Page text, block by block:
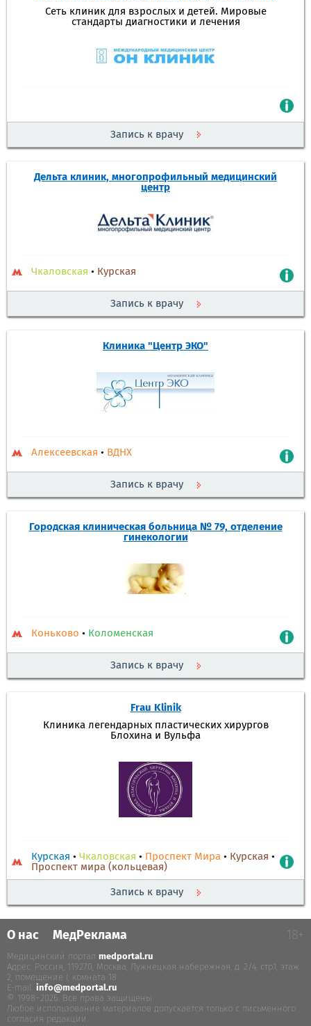
Сеть клиник для взрослых и детей. Мировые
стандарты диагностики и лечения
Запись к врачу
Дельта клиник, многопрофильный медицинский
центр
Чкаловская • Курская
Запись к врачу
Клиника "Центр ЭКО"
Алексеевская • ВДНХ
Запись к врачу
Городская клиническая больница № 79, отделение
гинекологии
Коньково • Коломенская
Запись к врачу
Frau Klinik
Клиника легендарных пластических хирургов
Блохина и Вульфа
Курская • Чкаловская • Проспект Мира • Курская •
Проспект мира (кольцевая)
Запись к врачу
О нас МедРеклама 18+
Медицинский портал medportal.ru
Адрес: Россия, 119270, Москва, Лужнецкая набережная, д. 2/4, стр.1, этаж
2, помещение I, комната 18
E-mail: info@medportal.ru
© 1998–2026. Все права защищены.
Любое использование материалов допускается только с письменного
согласия редакции.